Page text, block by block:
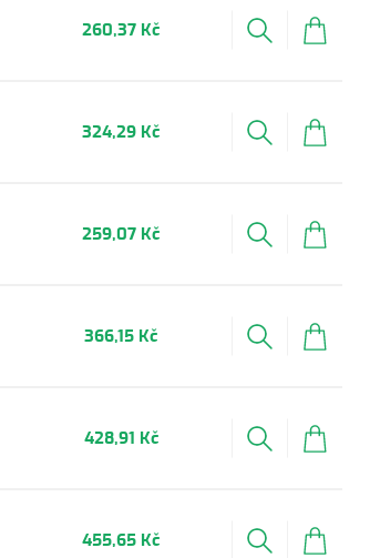
260,37 Kč
324,29 Kč
259,07 Kč
366,15 Kč
428,91 Kč
455,65 Kč